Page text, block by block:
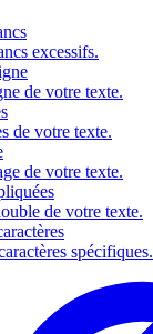
excessifs.
de votre texte.
de votre texte.
de votre texte.
de votre texte.
spécifiques.